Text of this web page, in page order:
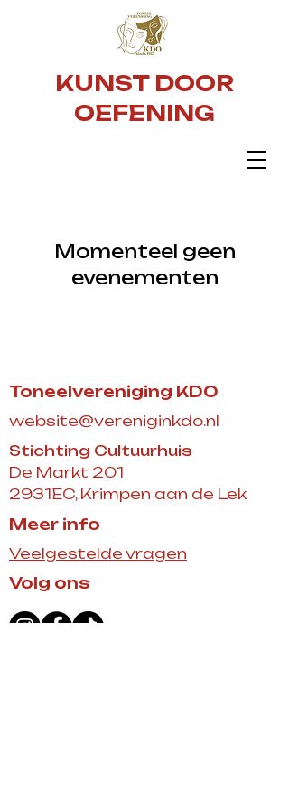
KUNST DOOR
OEFENING
Momenteel geen
evenementen
Toneelvereniging KDO
website@vereniginkdo.nl
Stichting Cultuurhuis
De Markt 201
2931EC, Krimpen aan de Lek
Meer info
Veelgestelde vragen
Volg ons